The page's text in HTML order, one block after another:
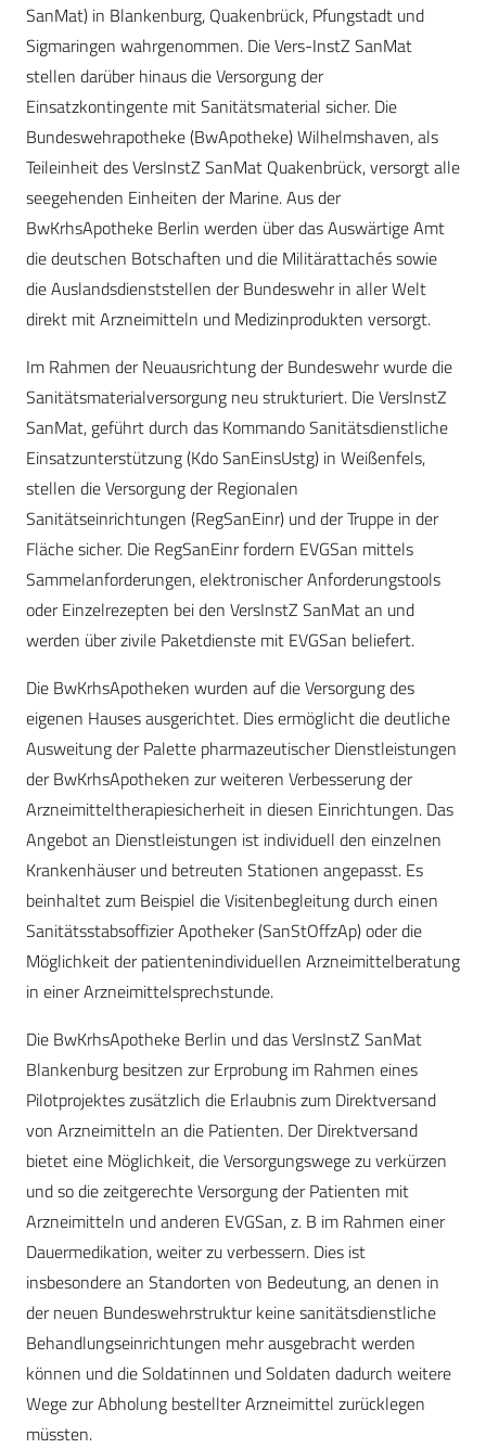
SanMat) in Blankenburg, Quakenbrück, Pfungstadt und
Sigmaringen wahrgenommen. Die Vers-InstZ SanMat
stellen darüber hinaus die Versorgung der
Einsatzkontingente mit Sanitätsmaterial sicher. Die
Bundeswehrapotheke (BwApotheke) Wilhelmshaven, als
Teileinheit des VersInstZ SanMat Quakenbrück, versorgt alle
seegehenden Einheiten der Marine. Aus der
BwKrhsApotheke Berlin werden über das Auswärtige Amt
die deutschen Botschaften und die Militärattachés sowie
die Auslandsdienststellen der Bundeswehr in aller Welt
direkt mit Arzneimitteln und Medizinprodukten versorgt.
Im Rahmen der Neuausrichtung der Bundeswehr wurde die
Sanitätsmaterialversorgung neu strukturiert. Die VersInstZ
SanMat, geführt durch das Kommando Sanitätsdienstliche
Einsatzunterstützung (Kdo SanEinsUstg) in Weißenfels,
stellen die Versorgung der Regionalen
Sanitätseinrichtungen (RegSanEinr) und der Truppe in der
Fläche sicher. Die RegSanEinr fordern EVGSan mittels
Sammelanforderungen, elektronischer Anforderungstools
oder Einzelrezepten bei den Vers­InstZ SanMat an und
werden über zivile Paketdienste mit EVGSan beliefert.
Die BwKrhsApotheken wurden auf die Versorgung des
eigenen Hauses ausgerichtet. Dies ermöglicht die deutliche
Ausweitung der Palette pharmazeutischer Dienstleistungen
der BwKrhsApotheken zur weiteren Verbesserung der
Arzneimitteltherapiesicherheit in diesen Einrichtungen. Das
Angebot an Dienstleistungen ist individuell den einzelnen
Krankenhäuser und betreuten Stationen angepasst. Es
beinhaltet zum Beispiel die Visitenbegleitung durch einen
Sanitätsstabsoffizier Apotheker (SanStOffzAp) oder die
Möglichkeit der patientenindividuellen Arzneimittelberatung
in einer Arzneimittelsprechstunde.
Die BwKrhsApotheke Berlin und das VersInstZ SanMat
Blankenburg besitzen zur Erprobung im Rahmen eines
Pilotprojektes zusätzlich die Erlaubnis zum Direktversand
von Arzneimitteln an die Patienten. Der Direktversand
bietet eine Möglichkeit, die Versorgungswege zu verkürzen
und so die zeitgerechte Versorgung der Patienten mit
Arzneimitteln und anderen EVGSan, z. B im Rahmen einer
Dauermedikation, weiter zu verbessern. Dies ist
insbesondere an Standorten von Bedeutung, an denen in
der neuen Bundeswehrstruktur keine sanitätsdienstliche
Behandlungseinrichtungen mehr ausgebracht werden
können und die Soldatinnen und Soldaten dadurch weitere
Wege zur Abholung bestellter Arzneimittel zurücklegen
müssten.